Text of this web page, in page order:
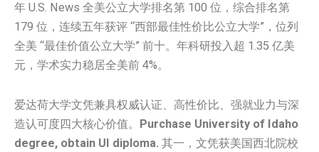
年 U.S. News 全美公立大学排名第 100 位，综合排名第
179 位，连续五年获评 “西部最佳性价比公立大学”，位列
全美 “最佳价值公立大学” 前十。年科研投入超 1.35 亿美
元，学术实力稳居全美前 4%。
爱达荷大学文凭兼具权威认证、高性价比、强就业力与深
造认可度四大核心价值。 Purchase University of Idaho
degree, obtain UI diploma. 其一，文凭获美国西北院校